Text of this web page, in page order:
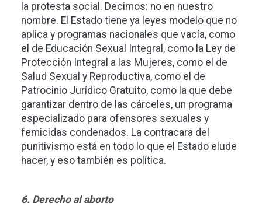
la protesta social. Decimos: no en nuestro
nombre. El Estado tiene ya leyes modelo que no
aplica y programas nacionales que vacía, como
el de Educación Sexual Integral, como la Ley de
Protección Integral a las Mujeres, como el de
Salud Sexual y Reproductiva, como el de
Patrocinio Jurídico Gratuito, como la que debe
garantizar dentro de las cárceles, un programa
especializado para ofensores sexuales y
femicidas condenados. La contracara del
punitivismo está en todo lo que el Estado elude
hacer, y eso también es política.
6. Derecho al aborto